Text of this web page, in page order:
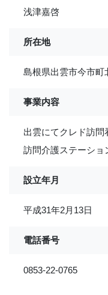
浅津嘉啓
所在地
島根県出雲市今市町
事業内容
出雲にてクレド訪問
訪問介護ステーショ
設立年月
平成31年2月13日
電話番号
0853-22-0765